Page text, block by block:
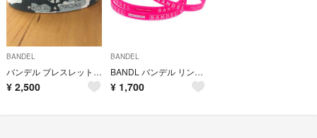
BANDEL
バンデル ブレスレット サイズM 迷彩
¥ 2,500
BANDEL
BANDL バンデル リング ネックレス ブレスレット 新品一掃セール No8
¥ 1,700